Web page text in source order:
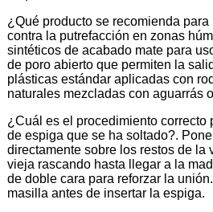
¿Qué producto se recomienda para
contra la putrefacción en zonas
sintéticos de acabado mate para
de poro abierto que permiten la
plásticas estándar aplicadas con
naturales mezcladas con aguarrás
¿Cuál es el procedimiento correcto
de espiga que se ha soltado?.
directamente sobre los restos de la
vieja rascando hasta llegar a la
de doble cara para reforzar la
masilla antes de insertar la espiga.